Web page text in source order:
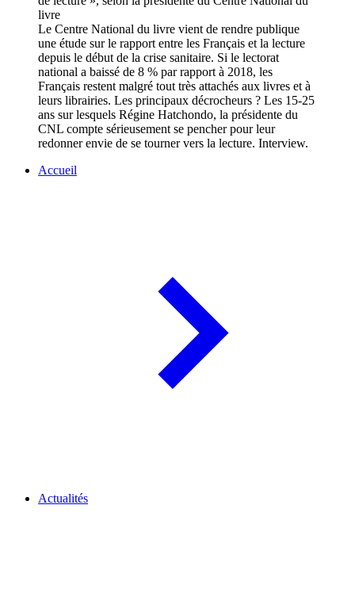
Le Centre National du livre vient de rendre publique
une étude sur le rapport entre les Français et la lecture
depuis le début de la crise sanitaire. Si le lectorat
national a baissé de 8 % par rapport à 2018, les
Français restent malgré tout très attachés aux livres et à
leurs librairies. Les principaux décrocheurs ? Les 15-25
ans sur lesquels Régine Hatchondo, la présidente du
CNL compte sérieusement se pencher pour leur
redonner envie de se tourner vers la lecture. Interview.
Accueil
Actualités